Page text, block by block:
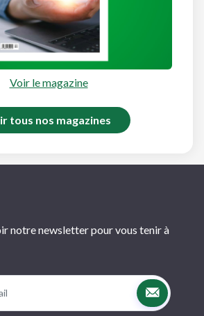
Voir le magazine
tous nos magazines
notre newsletter pour vous tenir à